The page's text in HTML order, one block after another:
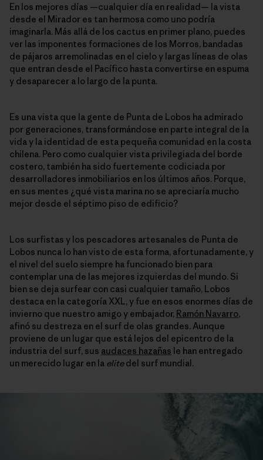
En los mejores días —cualquier día en realidad— la vista
desde el Mirador es tan hermosa como uno podría
imaginarla. Más allá de los cactus en primer plano, puedes
ver las imponentes formaciones de los Morros, bandadas
de pájaros arremolinadas en el cielo y largas líneas de olas
que entran desde el Pacífico hasta convertirse en espuma
y desaparecer a lo largo de la punta.
Es una vista que la gente de Punta de Lobos ha admirado
por generaciones, transformándose en parte integral de la
vida y la identidad de esta pequeña comunidad en la costa
chilena. Pero como cualquier vista privilegiada del borde
costero, también ha sido fuertemente codiciada por
desarrolladores inmobiliarios en los últimos años. Porque,
en sus mentes ¿qué vista marina no se apreciaría mucho
mejor desde el séptimo piso de edificio?
Los surfistas y los pescadores artesanales de Punta de
Lobos nunca lo han visto de esta forma, afortunadamente, y
el nivel del suelo siempre ha funcionado bien para
contemplar una de las mejores izquierdas del mundo. Si
bien se deja surfear con casi cualquier tamaño, Lobos
destaca en la categoría XXL, y fue en esos enormes días de
invierno que nuestro amigo y embajador, Ramón Navarro,
afinó su destreza en el surf de olas grandes. Aunque
proviene de un lugar que está lejos del epicentro de la
industria del surf, sus audaces hazañas le han entregado
un merecido lugar en la elitedel surf mundial.